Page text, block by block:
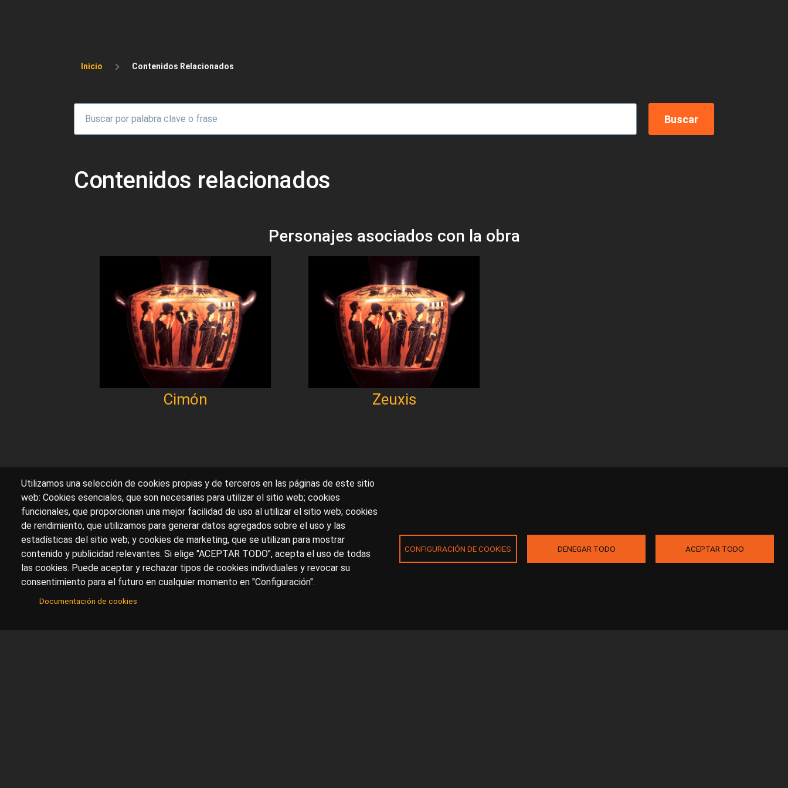
Sobrescribir enlaces de ayuda a la navegación
Inicio Contenidos Relacionados
Contenidos relacionados
Personajes asociados con la obra
Cimón Zeuxis
Utilizamos una selección de cookies propias y de terceros en las páginas de este sitio
web: Cookies esenciales, que son necesarias para utilizar el sitio web; cookies
funcionales, que proporcionan una mejor facilidad de uso al utilizar el sitio web; cookies
de rendimiento, que utilizamos para generar datos agregados sobre el uso y las
estadísticas del sitio web; y cookies de marketing, que se utilizan para mostrar
contenido y publicidad relevantes. Si elige "ACEPTAR TODO", acepta el uso de todas
las cookies. Puede aceptar y rechazar tipos de cookies individuales y revocar su
consentimiento para el futuro en cualquier momento en "Configuración".
Documentación de cookies
CONFIGURACIÓN DE COOKIES DENEGAR TODO ACEPTAR TODO